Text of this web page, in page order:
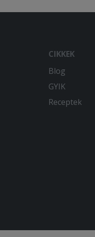
CIKKEK
Blog
GYIK
Receptek